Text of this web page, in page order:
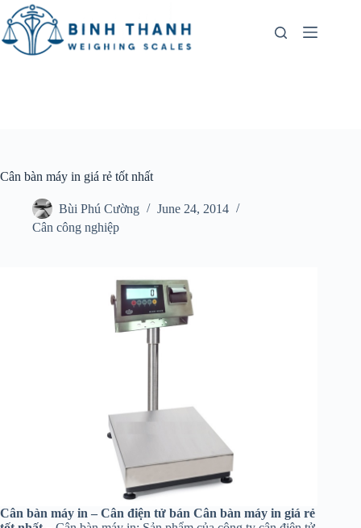
Skip
to
content
Cân bàn máy in giá rẻ tốt nhất
Bùi Phú Cường
June 24, 2014
Cân công nghiệp
Cân bàn máy in – Cân điện tử bán Cân bàn máy in giá rẻ